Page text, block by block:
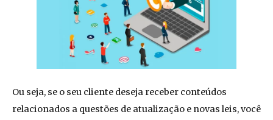
Ou seja, se o seu cliente deseja receber conteúdos
relacionados a questões de atualização e novas leis, você